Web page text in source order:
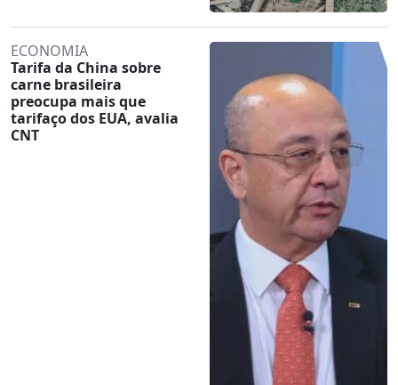
ECONOMIA
Tarifa da China sobre
carne brasileira
preocupa mais que
tarifaço dos EUA, avalia
CNT